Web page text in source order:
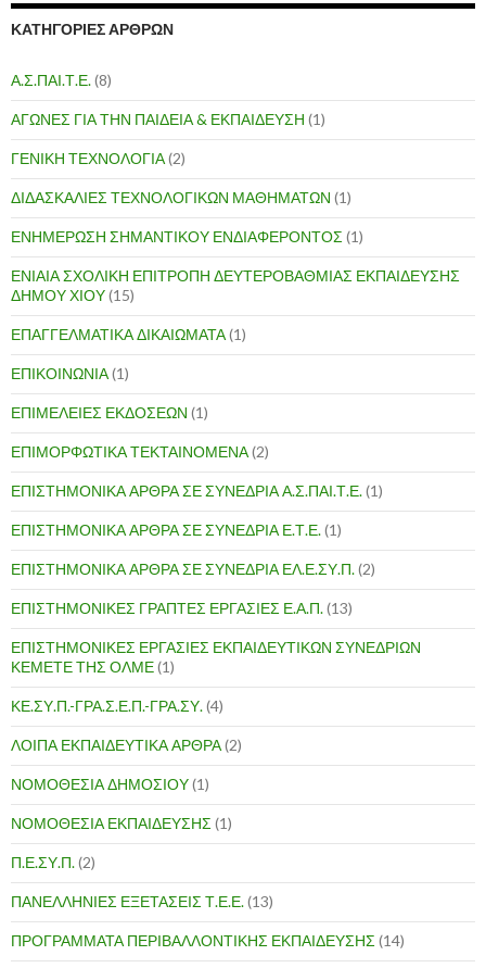
ΚΑΤΗΓΟΡΙΕΣ ΑΡΘΡΩΝ
Α.Σ.ΠΑΙ.Τ.Ε.(8)
ΑΓΩΝΕΣ ΓΙΑ ΤΗΝ ΠΑΙΔΕΙΑ & ΕΚΠΑΙΔΕΥΣΗ (1)
ΓΕΝΙΚΗ ΤΕΧΝΟΛΟΓΙΑ(2)
ΔΙΔΑΣΚΑΛΙΕΣ ΤΕΧΝΟΛΟΓΙΚΩΝ ΜΑΘΗΜΑΤΩΝ (1)
ΕΝΗΜΕΡΩΣΗ ΣΗΜΑΝΤΙΚΟΥ ΕΝΔΙΑΦΕΡΟΝΤΟΣ (1)
ΕΝΙΑΙΑ ΣΧΟΛΙΚΗ ΕΠΙΤΡΟΠΗ ΔΕΥΤΕΡΟΒΑΘΜΙΑΣ ΕΚΠΑΙΔΕΥΣΗΣ
ΔΗΜΟΥ ΧΙΟΥ(15)
ΕΠΑΓΓΕΛΜΑΤΙΚΑ ΔΙΚΑΙΩΜΑΤΑ(1)
ΕΠΙΚΟΙΝΩΝΙΑ(1)
ΕΠΙΜΕΛΕΙΕΣ ΕΚΔΟΣΕΩΝ (1)
ΕΠΙΜΟΡΦΩΤΙΚΑ ΤΕΚΤΑΙΝΟΜΕΝΑ(2)
ΕΠΙΣΤΗΜΟΝΙΚΑ ΑΡΘΡΑ ΣΕ ΣΥΝΕΔΡΙΑ Α.Σ.ΠΑΙ.Τ.Ε.(1)
ΕΠΙΣΤΗΜΟΝΙΚΑ ΑΡΘΡΑ ΣΕ ΣΥΝΕΔΡΙΑ Ε.Τ.Ε.(1)
ΕΠΙΣΤΗΜΟΝΙΚΑ ΑΡΘΡΑ ΣΕ ΣΥΝΕΔΡΙΑ ΕΛ.Ε.ΣΥ.Π.(2)
ΕΠΙΣΤΗΜΟΝΙΚΕΣ ΓΡΑΠΤΕΣ ΕΡΓΑΣΙΕΣ Ε.Α.Π.(13)
ΕΠΙΣΤΗΜΟΝΙΚΕΣ ΕΡΓΑΣΙΕΣ ΕΚΠΑΙΔΕΥΤΙΚΩΝ ΣΥΝΕΔΡΙΩΝ
ΚΕΜΕΤΕ ΤΗΣ ΟΛΜΕ(1)
ΚΕ.ΣΥ.Π.-ΓΡΑ.Σ.Ε.Π.-ΓΡΑ.ΣΥ.(4)
ΛΟΙΠΑ ΕΚΠΑΙΔΕΥΤΙΚΑ ΑΡΘΡΑ(2)
ΝΟΜΟΘΕΣΙΑ ΔΗΜΟΣΙΟΥ(1)
ΝΟΜΟΘΕΣΙΑ ΕΚΠΑΙΔΕΥΣΗΣ (1)
Π.Ε.ΣΥ.Π.(2)
ΠΑΝΕΛΛΗΝΙΕΣ ΕΞΕΤΑΣΕΙΣ Τ.Ε.Ε.(13)
ΠΡΟΓΡΑΜΜΑΤΑ ΠΕΡΙΒΑΛΛΟΝΤΙΚΗΣ ΕΚΠΑΙΔΕΥΣΗΣ (14)